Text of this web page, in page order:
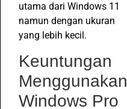
utama dari Windows 11
namun dengan ukuran
yang lebih kecil.
Keuntungan
Menggunakan
Windows Pro